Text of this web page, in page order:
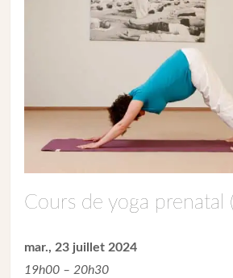
Cours de yoga prenatal
mar., 23 juillet 2024
19h00 – 20h30